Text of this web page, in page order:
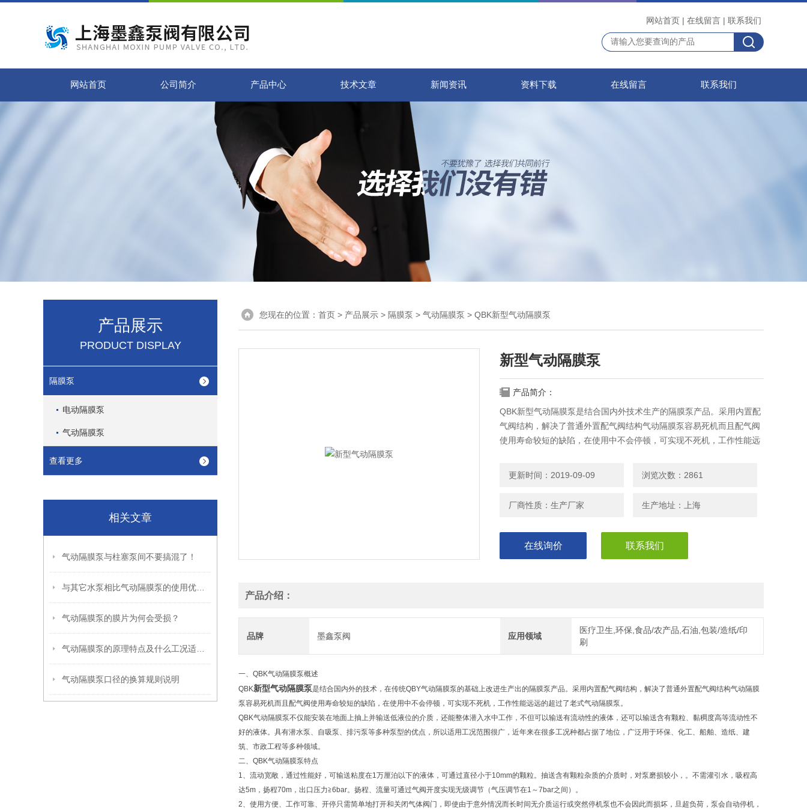
网站首页 | 在线留言 | 联系我们
网站首页 公司简介 产品中心 技术文章 新闻资讯 资料下载 在线留言 联系我们
产品展示
PRODUCT DISPLAY
隔膜泵
电动隔膜泵
气动隔膜泵
查看更多
相关文章
气动隔膜泵与柱塞泵间不要搞混了！
气动隔膜泵的膜片为何会受损？
气动隔膜泵口径的换算规则说明
您现在的位置： 首页 > 产品展示 > 隔膜泵 > 气动隔膜泵 > QBK新型气动隔膜泵
新型气动隔膜泵
产品简介：
QBK新型气动隔膜泵是结合国内外技术生产的隔膜泵产品。采用内置配
气阀结构，解决了普通外置配气阀结构气动隔膜泵容易死机而且配气阀
使用寿命较短的缺陷，在使用中不会停顿，可实现不死机，工作性能远
更新时间：2019-09-09 浏览次数：2861
厂商性质：生产厂家 生产地址：上海
在线询价 联系我们
产品介绍：
品牌 墨鑫泵阀 应用领域
医疗卫生,环保,食品/农产品,石油,包装/造纸/印
刷
一、QBK气动隔膜泵概述
QBK新型气动隔膜泵是结合国内外的技术，在传统QBY气动隔膜泵的基础上改进生产出的隔膜泵产品。采用内置配气阀结构，解决了普通外置配气阀结构气动隔膜
泵容易死机而且配气阀使用寿命较短的缺陷，在使用中不会停顿，可实现不死机，工作性能远远的超过了老式气动隔膜泵。
QBK气动隔膜泵不仅能安装在地面上抽上并输送低液位的介质，还能整体潜入水中工作，不但可以输送有流动性的液体，还可以输送含有颗粒、黏稠度高等流动性不
好的液体。具有潜水泵、自吸泵、排污泵等多种泵型的优点，所以适用工况范围很广，近年来在很多工况种都占据了地位，广泛用于环保、化工、船舶、造纸、建
筑、市政工程等多种领域。
二、QBK气动隔膜泵特点
1、流动宽敞，通过性能好，可输送粘度在1万厘泊以下的液体，可通过直径小于10mm的颗粒。抽送含有颗粒杂质的介质时，对泵磨损较小，。不需灌引水，吸程高
达5m，扬程70m，出口压力≧6bar。扬程、流量可通过气阀开度实现无级调节（气压调节在1～7bar之间）。
2、使用方便、工作可靠、开停只需简单地打开和关闭气体阀门，即使由于意外情况而长时间无介质运行或突然停机泵也不会因此而损坏，旦超负荷，泵会自动停机，